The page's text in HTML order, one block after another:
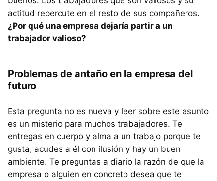
actitud repercute en el resto de sus compañeros.
¿Por qué una empresa dejaría partir a un
trabajador valioso?
Problemas de antaño en la empresa del
futuro
Esta pregunta no es nueva y leer sobre este asunto
es un misterio para muchos trabajadores. Te
entregas en cuerpo y alma a un trabajo porque te
gusta, acudes a él con ilusión y hay un buen
ambiente. Te preguntas a diario la razón de que la
empresa o alguien en concreto desea que te